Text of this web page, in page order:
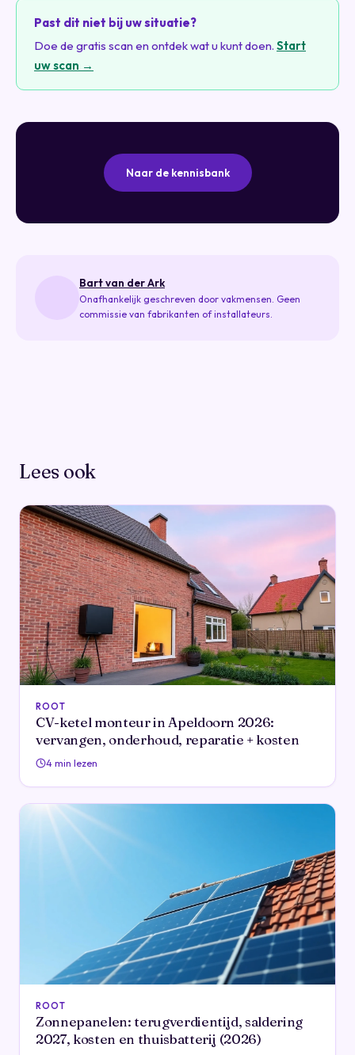
Past dit niet bij uw situatie?
Doe de gratis scan en ontdek wat u kunt doen. Start
uw scan →
Naar de kennisbank
Bart van der Ark
Onafhankelijk geschreven door vakmensen. Geen
commissie van fabrikanten of installateurs.
Lees ook
ROOT
CV-ketel monteur in Apeldoorn 2026:
vervangen, onderhoud, reparatie + kosten
4 min lezen
ROOT
Zonnepanelen: terugverdientijd, saldering
2027, kosten en thuisbatterij (2026)